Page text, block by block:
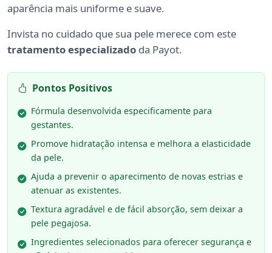
aparência mais uniforme e suave.
Invista no cuidado que sua pele merece com este
tratamento especializado da Payot.
Pontos Positivos
Fórmula desenvolvida especificamente para
gestantes.
Promove hidratação intensa e melhora a elasticidade
da pele.
Ajuda a prevenir o aparecimento de novas estrias e
atenuar as existentes.
Textura agradável e de fácil absorção, sem deixar a
pele pegajosa.
Ingredientes selecionados para oferecer segurança e